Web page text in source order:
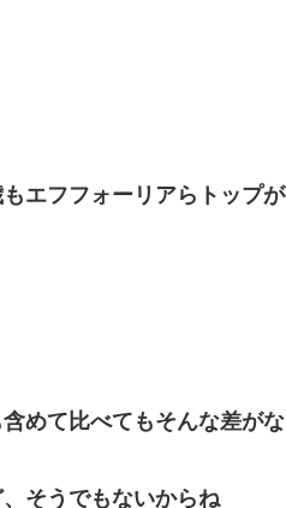
エフフォーリアらトップが
めて比べてもそんな差がな
そうでもないからね